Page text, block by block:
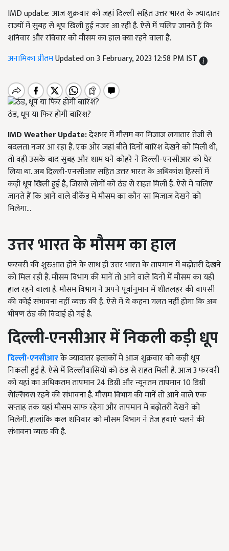
IMD update: आज शुक्रवार को जहां दिल्ली सहित उत्तर भारत के ज्यादातर
राज्यों में सुबह से धूप खिली हुई नजर आ रही है. ऐसे में चलिए जानते हैं कि
शनिवार और रविवार को मौसम का हाल क्या रहने वाला है.
अनामिका प्रीतमUpdated on 3 February, 2023 12:58 PM IST
ठंड, धूप या फिर होगी बारिश?
IMD Weather Update:देशभर में मौसम का मिजाज लगातार तेजी से
बदलता नजर आ रहा है. एक ओर जहां बीते दिनों बारिश देखने को मिली थी,
तो वही उसके बाद सुबह और शाम घने कोहरे ने दिल्ली-एनसीआर को घेर
लिया था. अब दिल्ली-एनसीआर सहित उत्तर भारत के अधिकांश हिस्सों में
कड़ी धूप खिली हुई है, जिससे लोगों को ठंड से राहत मिली है. ऐसे में चलिए
जानते हैं कि आने वाले वीकेंड में मौसम का कौन सा मिजाज देखने को
मिलेगा...
उत्तर भारत के मौसम का हाल
फरवरी की शुरुआत होने के साथ ही उत्तर भारत के तापमान में बढ़ोतरी देखने
को मिल रही है. मौसम विभाग की मानें तो आने वाले दिनों में मौसम का यही
हाल रहने वाला है. मौसम विभाग ने अपने पूर्वानुमान मेंशीतलहर की वापसी
की कोई संभावना नहीं व्यक्त की है. ऐसे में ये कहना गलत नहीं होगा कि अब
भीषण ठंड की विदाई हो गई है.
दिल्ली-एनसीआर में निकली कड़ी धूप
दिल्ली-एनसीआरके ज्यादातर इलाकों में आज शुक्रवार को कड़ी धूप
निकली हुई है. ऐसे में दिल्लीवासियों को ठंड से राहत मिली है. आज 3 फरवरी
को यहां का अधिकतम तापमान 24 डिग्री और न्यूनतम तापमान 10 डिग्री
सेल्सियस रहने की संभावना है. मौसम विभाग की मानें तो आने वाले एक
सप्ताह तक यहां मौसम साफ रहेगा और तापमान में बढ़ोतरी देखने को
मिलेगी. हालांकि कल शनिवार को मौसम विभाग ने तेज हवाएं चलने की
संभावना व्यक्त की है.